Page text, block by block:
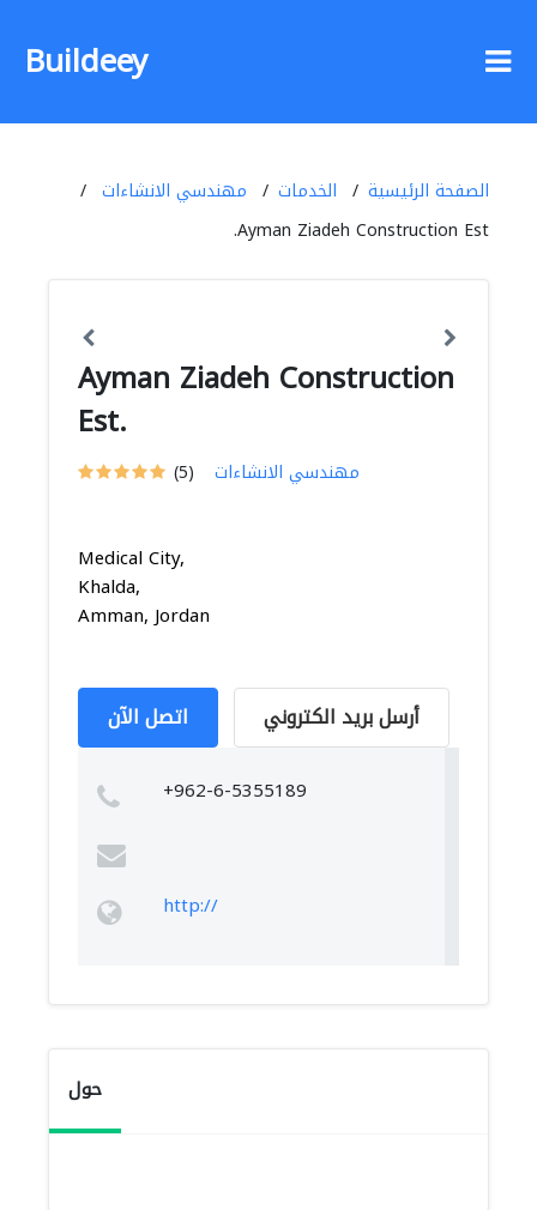
Buildeey
الصفحة الرئيسية الخدمات
مهندسي الانشاءات
Ayman Ziadeh Construction Est.
Ayman Ziadeh Construction
Est.
(5) مهندسي الانشاءات
Medical City,
Khalda,
Amman, Jordan
اتصل الآن أرسل بريد الكتروني
+962-6-5355189
http://
حول